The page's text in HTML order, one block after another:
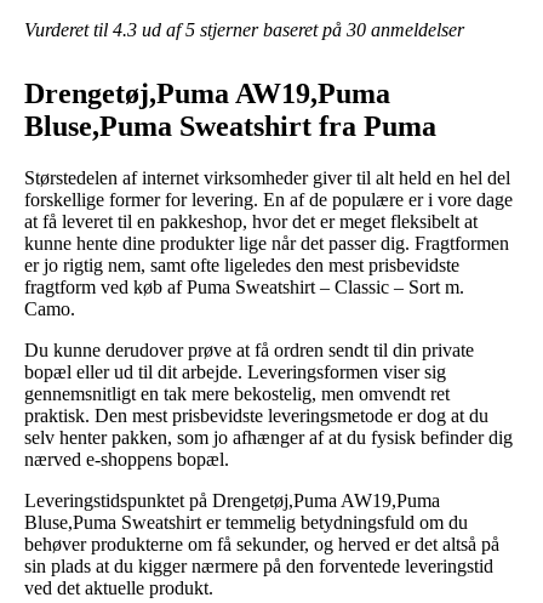
Vurderet til 4.3 ud af 5 stjerner baseret på 30 anmeldelser
Drengetøj,Puma AW19,Puma
Bluse,Puma Sweatshirt fra Puma
Størstedelen af internet virksomheder giver til alt held en hel del
forskellige former for levering. En af de populære er i vore dage
at få leveret til en pakkeshop, hvor det er meget fleksibelt at
kunne hente dine produkter lige når det passer dig. Fragtformen
er jo rigtig nem, samt ofte ligeledes den mest prisbevidste
fragtform ved køb af Puma Sweatshirt – Classic – Sort m.
Camo.
Du kunne derudover prøve at få ordren sendt til din private
bopæl eller ud til dit arbejde. Leveringsformen viser sig
gennemsnitligt en tak mere bekostelig, men omvendt ret
praktisk. Den mest prisbevidste leveringsmetode er dog at du
selv henter pakken, som jo afhænger af at du fysisk befinder dig
nærved e-shoppens bopæl.
Leveringstidspunktet på Drengetøj,Puma AW19,Puma
Bluse,Puma Sweatshirt er temmelig betydningsfuld om du
behøver produkterne om få sekunder, og herved er det altså på
sin plads at du kigger nærmere på den forventede leveringstid
ved det aktuelle produkt.